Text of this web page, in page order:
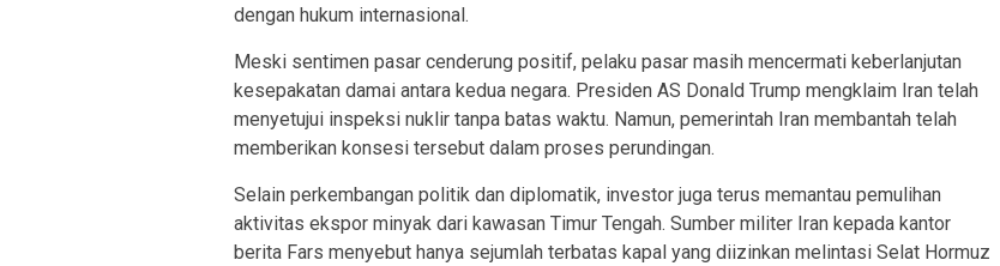
dengan hukum internasional.
Meski sentimen pasar cenderung positif, pelaku pasar masih mencermati keberlanjutan
kesepakatan damai antara kedua negara. Presiden AS Donald Trump mengklaim Iran telah
menyetujui inspeksi nuklir tanpa batas waktu. Namun, pemerintah Iran membantah telah
memberikan konsesi tersebut dalam proses perundingan.
Selain perkembangan politik dan diplomatik, investor juga terus memantau pemulihan
aktivitas ekspor minyak dari kawasan Timur Tengah. Sumber militer Iran kepada kantor
berita Fars menyebut hanya sejumlah terbatas kapal yang diizinkan melintasi Selat Hormuz